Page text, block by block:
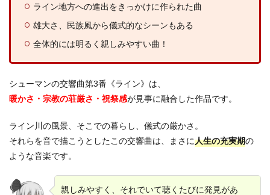
ライン地方への進出をきっかけに作られた曲
雄大さ、民族風から儀式的なシーンもある
全体的には明るく親しみやすい曲！
シューマンの交響曲第3番《ライン》は、
暖かさ・宗教の荘厳さ・祝祭感が見事に融合した作品です。
ライン川の風景、そこでの暮らし、儀式の厳かさ。
それらを音で描こうとしたこの交響曲は、まさに人生の充実期の
ような音楽です。
親しみやすく、それでいて聴くたびに発見があ